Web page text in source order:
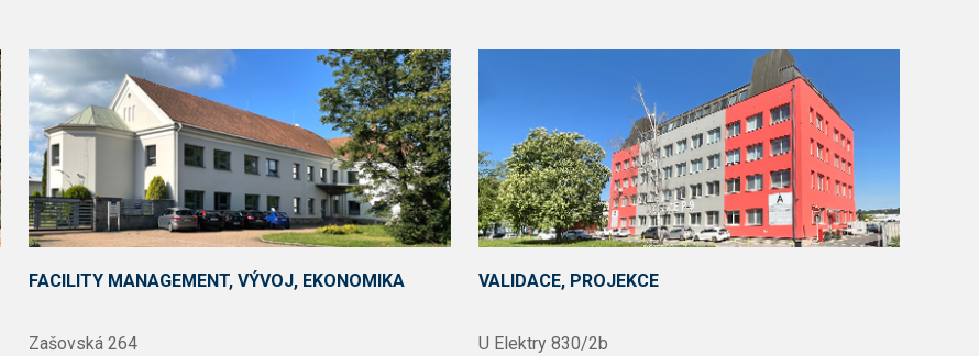
FACILITY MANAGEMENT, VÝVOJ, EKONOMIKA
Zašovská 264
VALIDACE, PROJEKCE
U Elektry 830/2b